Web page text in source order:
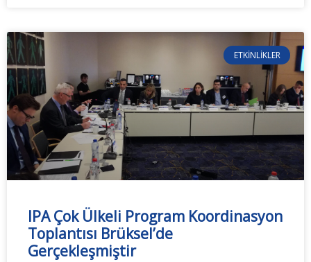
ETKINLIKLER
IPA Çok Ülkeli Program Koordinasyon
Toplantısı Brüksel’de
Gerçekleşmiştir